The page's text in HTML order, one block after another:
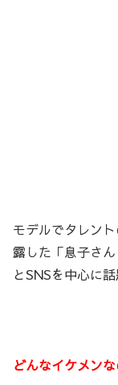
モデルでタレン
露した「息子さ
とSNSを中心に
どんなイケメン